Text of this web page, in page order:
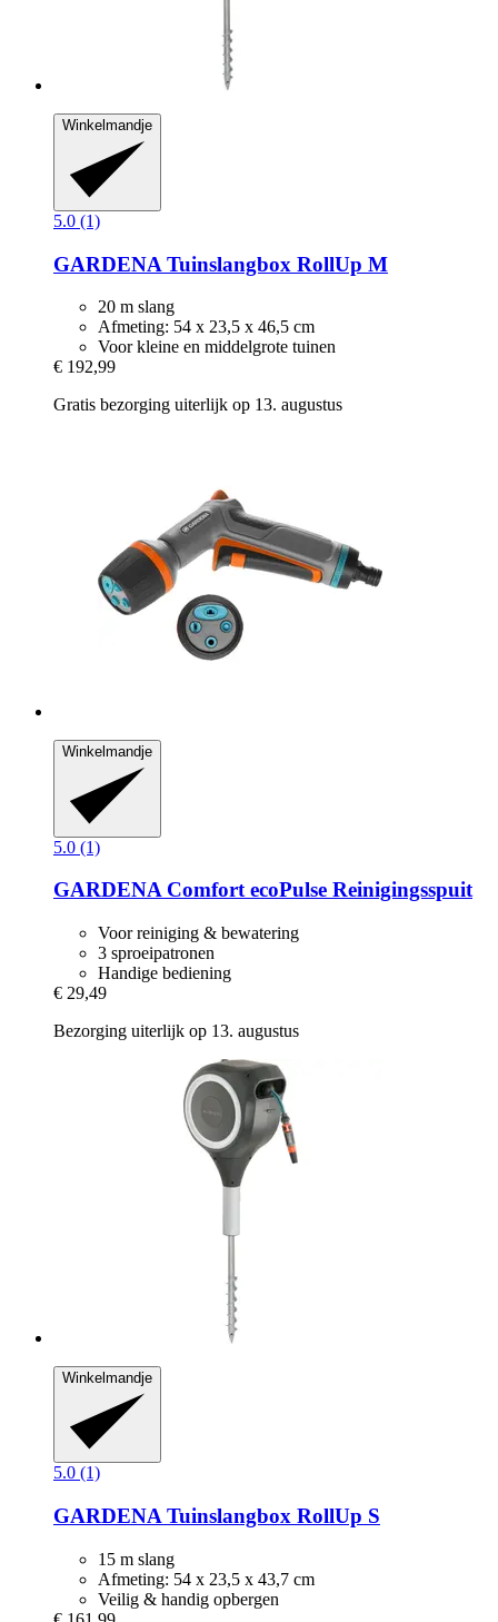
Winkelmandje
5.0 (1)
GARDENA Tuinslangbox RollUp M
20 m slang
Afmeting: 54 x 23,5 x 46,5 cm
Voor kleine en middelgrote tuinen
€ 192,99
Gratis bezorging uiterlijk op 13. augustus
Winkelmandje
5.0 (1)
GARDENAComfort ecoPulse Reinigingsspuit
Voor reiniging & bewatering
3 sproeipatronen
Handige bediening
€ 29,49
Bezorging uiterlijk op 13. augustus
Winkelmandje
5.0 (1)
GARDENA Tuinslangbox RollUp S
15 m slang
Afmeting: 54 x 23,5 x 43,7 cm
Veilig & handig opbergen